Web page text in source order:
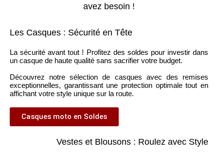
avez besoin !
Les Casques : Sécurité en Tête
La sécurité avant tout ! Profitez des soldes pour investir dans
un casque de haute qualité sans sacrifier votre budget.
Découvrez notre sélection de casques avec des remises
exceptionnelles, garantissant une protection optimale tout en
affichant votre style unique sur la route.
Casques moto en Soldes
Vestes et Blousons : Roulez avec Style